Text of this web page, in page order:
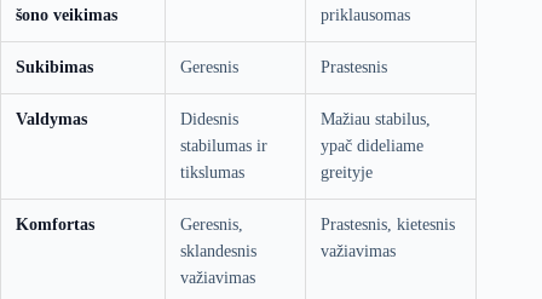
šono veikimas
priklausomas
Sukibimas Geresnis Prastesnis
Valdymas
Didesnis
stabilumas ir
tikslumas
Mažiau stabilus,
ypač dideliame
greityje
Komfortas
Geresnis,
sklandesnis
važiavimas
Prastesnis, kietesnis
važiavimas